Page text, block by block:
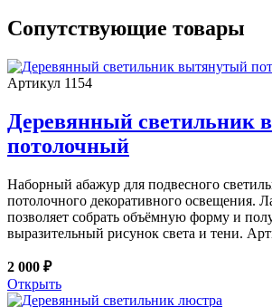
Сопутствующие товары
Артикул 1154
Деревянный светильник
потолочный
Наборный абажур для подвесного
потолочного декоративного освещения.
позволяет собрать объёмную форму и
выразительный рисунок света и тени.
2 000 ₽
Открыть